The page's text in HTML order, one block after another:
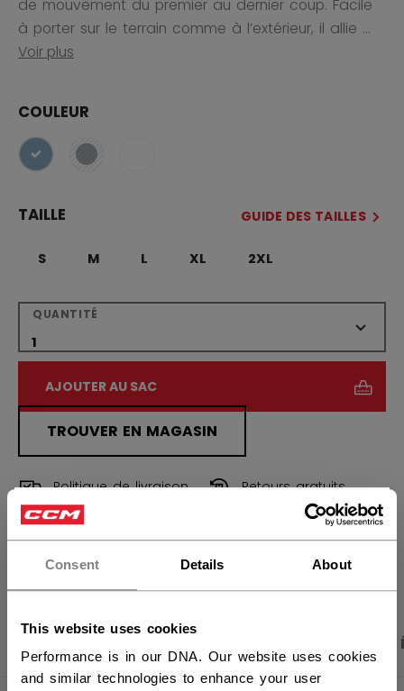
Consent Details About
This website uses cookies
Performance is in our DNA. Our website uses cookies
and similar technologies to enhance your user
Vous souhaitez expédier des
produits aux États-Unis ?
de mouvement du premier au dernier coup. Facile
à porter sur le terrain comme à l’extérieur, il allie ...
Voir plus
COULEUR
sélectionné
TAILLE GUIDE DES TAILLES
S M L XL 2XL
QUANTITÉ
AJOUTER AU SAC
TROUVER EN MAGASIN
Politique de livraison Retours gratuits
OUVRIR LES